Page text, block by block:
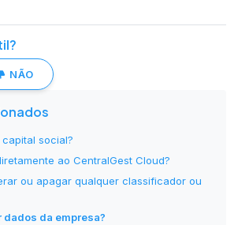
social?
ao CentralGest Cloud?
ou apagar qualquer classificador ou
dados da empresa?
NÃO